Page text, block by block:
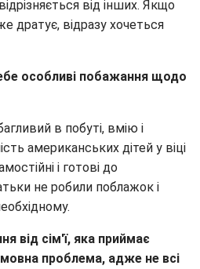
від інших. Якщо
дратує, відразу хочеться
особливі побажання щодо
в побуті, вмію і
американських дітей у віці
і готові до
не робили поблажок і
від сім'ї, яка приймає
проблема, адже не всі